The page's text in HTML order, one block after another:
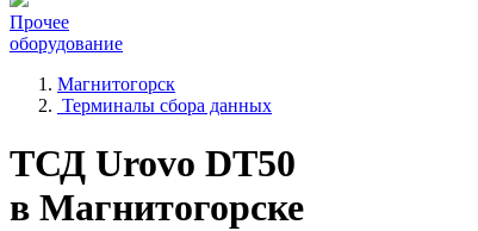
Прочее
оборудование
Магнитогорск
Терминалы сбора данных
ТСД Urovo DT50
в Магнитогорске